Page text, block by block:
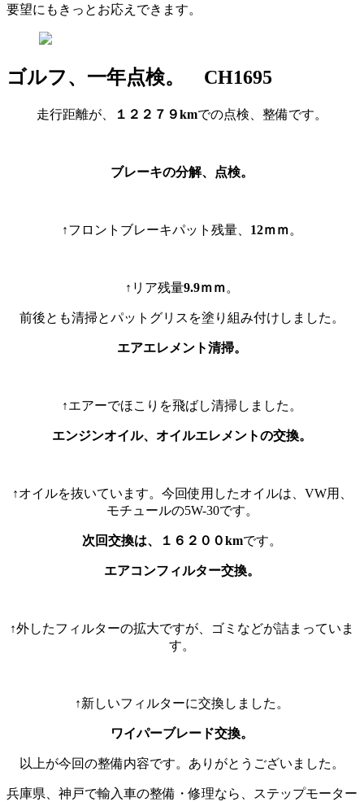
要望にもきっとお応えできます。
ゴルフ、一年点検。 CH1695
走行距離が、 １２２７９kmでの点検、整備です。
ブレーキの分解、点検。
↑フロントブレーキパット残量、 12ｍｍ。
↑リア残量9.9ｍｍ。
前後とも清掃とパットグリスを塗り組み付けしました。
エアエレメント清掃。
↑エアーでほこりを飛ばし清掃しました。
エンジンオイル、オイルエレメントの交換。
↑オイルを抜いています。今回使用したオイルは、VW用、
モチュールの5W-30です。
次回交換は、１６２００kmです。
エアコンフィルター交換。
↑外したフィルターの拡大ですが、ゴミなどが詰まっていま
す。
↑新しいフィルターに交換しました。
ワイパーブレード交換。
以上が今回の整備内容です。ありがとうございました。
兵庫県、神戸で輸入車の整備・修理なら、ステップモーター